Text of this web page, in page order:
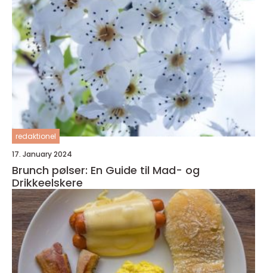
redaktionel
17. January 2024
Brunch pølser: En Guide til Mad- og
Drikkeelskere